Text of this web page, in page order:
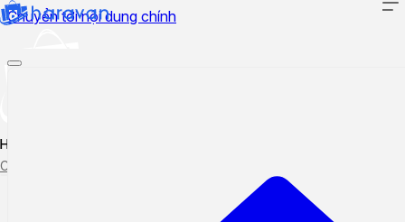
Chuyển tới nội dung chính
Hướng dẫn sử dụng
Cập nhật tính năng mới